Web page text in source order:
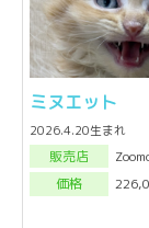
ミヌエット
2026.4.20生まれ
販売店
価格